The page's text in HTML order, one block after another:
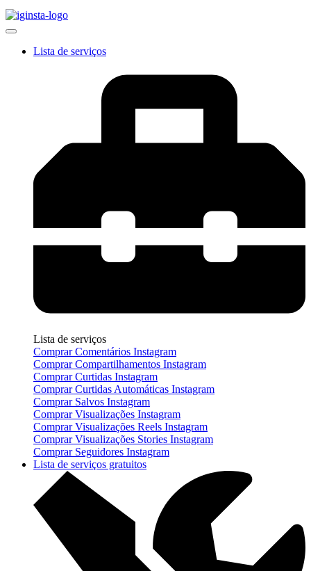
Lista de serviços
Lista de serviços
Comprar Comentários Instagram
Comprar Compartilhamentos Instagram
Comprar Curtidas Instagram
Comprar Curtidas Automáticas Instagram
Comprar Salvos Instagram
Comprar Visualizações Instagram
Comprar Visualizações Reels Instagram
Comprar Visualizações Stories Instagram
Comprar Seguidores Instagram
Lista de serviços gratuitos